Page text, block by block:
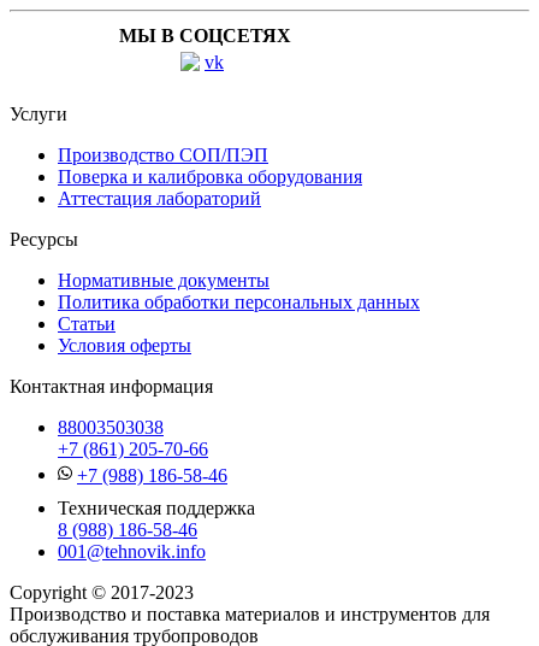
МЫ В СОЦСЕТЯХ
Услуги
Производство СОП/ПЭП
Поверка и калибровка оборудования
Аттестация лабораторий
Ресурсы
Нормативные документы
Политика обработки персональных данных
Статьи
Условия оферты
Контактная информация
88003503038
+7 (861) 205-70-66
+7 (988) 186-58-46
Техническая поддержка
8 (988) 186-58-46
001@tehnovik.info
Copyright © 2017-2023
Производство и поставка материалов и инструментов для
обслуживания трубопроводов